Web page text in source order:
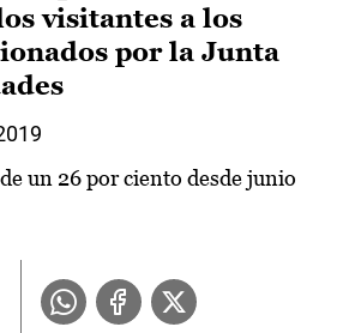
visitantes a los
por la Junta
un 26 por ciento desde junio